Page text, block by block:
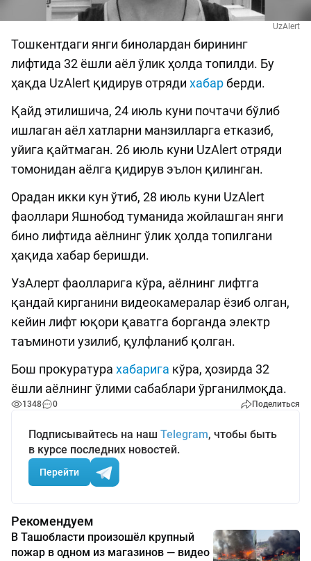
UzAlert
Тошкентдаги янги бинолардан бирининг
лифтида 32 ёшли аёл ўлик ҳолда топилди. Бу
ҳақда UzAlert қидирув отряди хабарберди.
Қайд этилишича, 24 июль куни почтачи бўлиб
ишлаган аёл хатларни манзилларга етказиб,
уйига қайтмаган. 26 июль куни UzAlert отряди
томонидан аёлга қидирув эълон қилинган.
Орадан икки кун ўтиб, 28 июль куни UzAlert
фаоллари Яшнобод туманида жойлашган янги
бино лифтида аёлнинг ўлик ҳолда топилгани
ҳақида хабар беришди.
УзАлерт фаолларига кўра, аёлнинг лифтга
қандай кирганини видеокамералар ёзиб олган,
кейин лифт юқори қаватга борганда электр
таъминоти узилиб, қулфланиб қолган.
Бош прокуратура хабарига кўра, ҳозирда 32
ёшли аёлнинг ўлими сабаблари ўрганилмоқда.
1348 0 Поделиться
Подписывайтесь на наш Telegram, чтобы быть
в курсе последних новостей.
Перейти
Рекомендуем
В Ташобласти произошёл крупный
пожар в одном из магазинов — видео